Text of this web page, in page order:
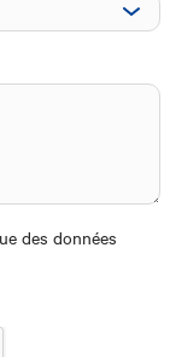
des données